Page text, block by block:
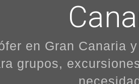
en Gran Canaria
grupos,